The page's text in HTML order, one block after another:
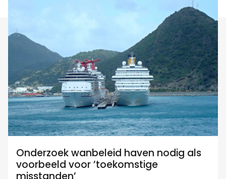
Onderzoek wanbeleid haven nodig als
voorbeeld voor ’toekomstige
misstanden’